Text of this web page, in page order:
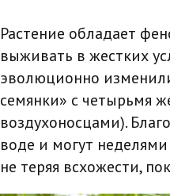
Растение обладает
выживать в жестких
эволюционно
семянки» с четырьмя
воздухоносцами).
воде и могут
не теряя всхожести,